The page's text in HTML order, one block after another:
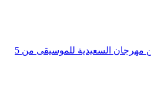
تنظيم الدورة الأولى من مهرجان السعيدية للموسيقى من 5